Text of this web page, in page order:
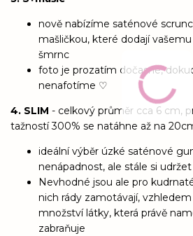
nově nabízíme saténové
mašličkou, které dodají
šmrnc
foto je prozatím dočasné,
nenafotíme ♡
4. SLIM - celkový průměr cca 6 cm,
tažností 300% se natáhne až na
ideální výběr úzké saténové
nenápadnost, ale stále si
Nevhodné jsou ale pro
nich rády zamotávají,
množství látky, která právě
zabraňuje